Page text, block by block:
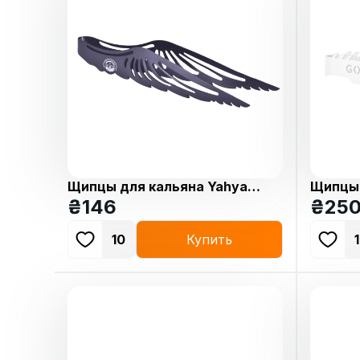
Щипцы для кальяна Yahya
Sky Black
₴146
10 Купить
Щипцы
Blade
₴250